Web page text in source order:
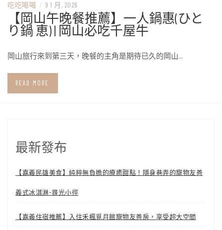
吃吃喝喝 / 9 1 月, 2026
【岡山午晚餐推薦】一人鍋惠(ひと
り鍋 恵) | 岡山必吃千屋牛
岡山旅行來到第三天，晚餐的主角是期待已久的岡山…
READ MORE
最新發布
【嘉義民雄美食】純粹無負擔的療癒甜點！隱身巷弄的寵物友善
義式冰淇淋-尋光小徑
【嘉義住宿推薦】入住禾楓覓月館寵物友善房，享受超大空間